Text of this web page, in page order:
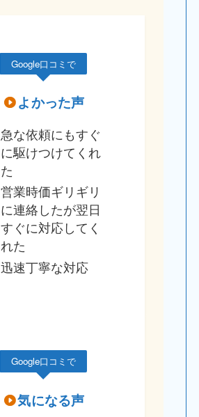
Google口コミで
よかった声
急な依頼にもすぐ
に駆けつけてくれ
た
営業時価ギリギリ
に連絡したが翌日
すぐに対応してく
れた
迅速丁寧な対応
Google口コミで
気になる声